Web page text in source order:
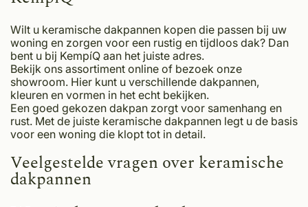
Wilt u keramische dakpannen kopen die passen bij uw
woning en zorgen voor een rustig en tijdloos dak? Dan
bent u bij KempíQ aan het juiste adres.
Bekijk ons assortiment online of bezoek onze
showroom. Hier kunt u verschillende dakpannen,
kleuren en vormen in het echt bekijken.
Een goed gekozen dakpan zorgt voor samenhang en
rust. Met de juiste keramische dakpannen legt u de basis
voor een woning die klopt tot in detail.
Veelgestelde vragen over keramische
dakpannen